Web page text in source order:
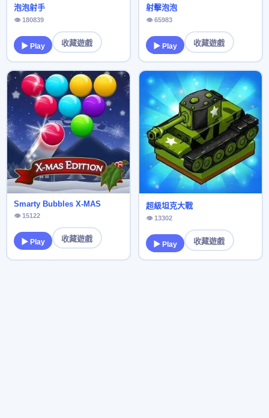
泡泡射手
👁 180839
▶ Play 收藏遊戲
射擊泡泡
👁 65983
▶ Play 收藏遊戲
Smarty Bubbles X-MAS
👁 15122
▶ Play 收藏遊戲
超級坦克大戰
👁 13302
▶ Play 收藏遊戲